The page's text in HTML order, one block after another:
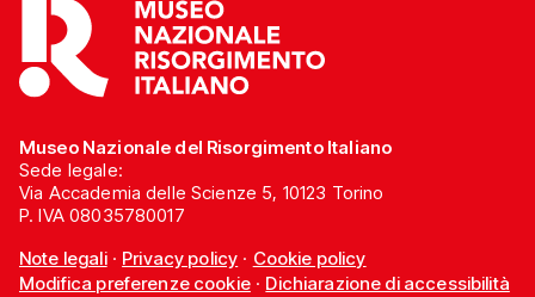
Museo Nazionale del Risorgimento Italiano
Sede legale:
Via Accademia delle Scienze 5, 10123 Torino
P. IVA 08035780017
Note legali· Privacy policy · Cookie policy
Modifica preferenze cookie· Dichiarazione di accessibilità